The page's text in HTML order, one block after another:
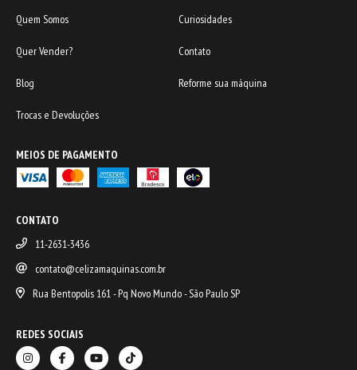
Quem Somos Curiosidades
Quer Vender? Contato
Blog Reforme sua máquina
Trocas e Devoluções
MEIOS DE PAGAMENTO
CONTATO
11-2631-3436
contato@celizamaquinas.com.br
Rua Bentopolis 161 - Pq Novo Mundo - São Paulo SP
REDES SOCIAIS